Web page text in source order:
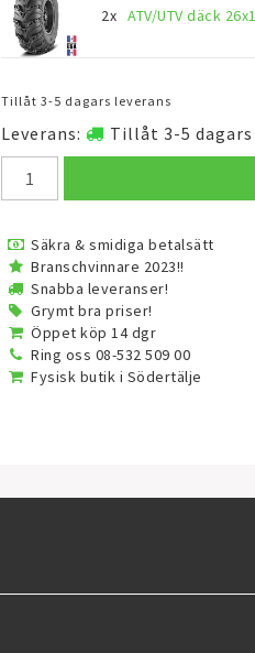
2x ATV/UTV däck
Tillåt 3-5 dagars leverans
Leverans: Tillåt 3-5 dagars
Säkra & smidiga betalsätt
Branschvinnare 2023!!
Snabba leveranser!
Grymt bra priser!
Öppet köp 14 dgr
Ring oss 08-532 509 00
Fysisk butik i Södertälje